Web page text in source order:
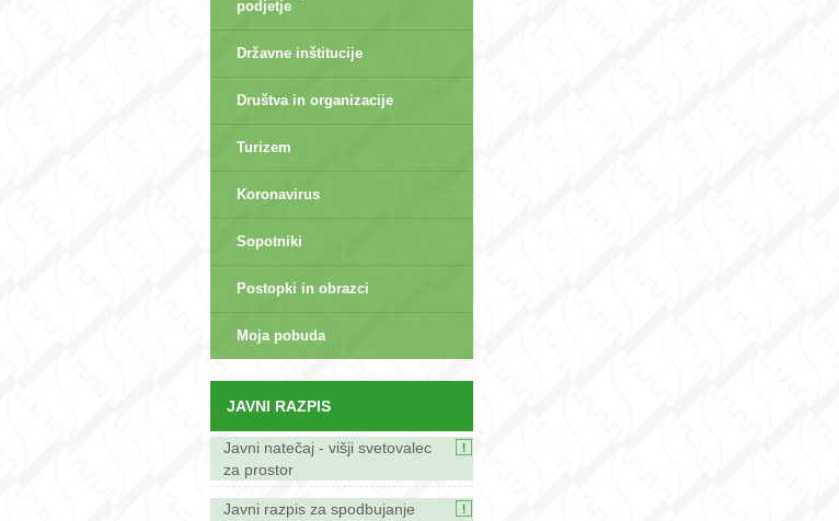
podjetje
Državne inštitucije
Društva in organizacije
Turizem
Koronavirus
Sopotniki
Postopki in obrazci
Moja pobuda
JAVNI RAZPIS
Javni natečaj - višji svetovalec
za prostor
Javni razpis za spodbujanje